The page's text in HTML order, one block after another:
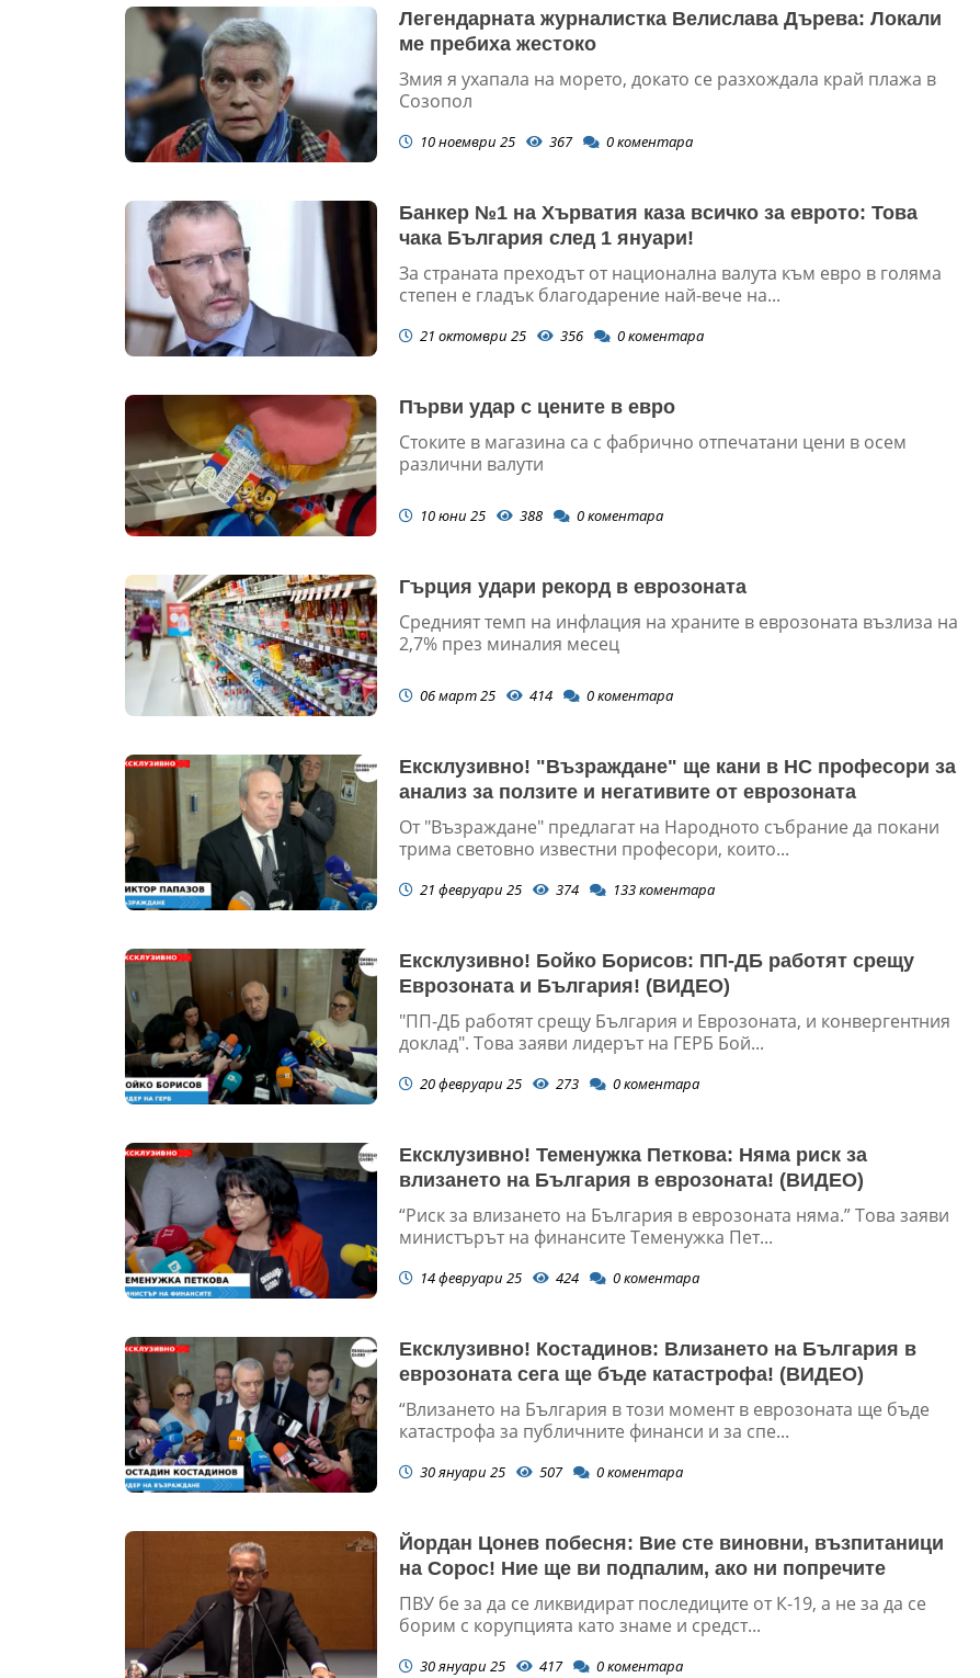
Легендарната журналистка Велислава Дърева: Локали
ме пребиха жестоко
Змия я ухапала на морето, докато се разхождала край плажа в
Созопол
10 ноември 25 367 0коментара
Банкер №1 на Хърватия каза всичко за еврото: Това
чака България след 1 януари!
За страната преходът от национална валута към евро в голяма
степен е гладък благодарение най-вече на...
21 октомври 25 356 0коментара
Първи удар с цените в евро
Стоките в магазина са с фабрично отпечатани цени в осем
различни валути
10 юни 25 388 0коментара
Гърция удари рекорд в еврозоната
Средният темп на инфлация на храните в еврозоната възлиза на
2,7% през миналия месец
06 март 25 414 0коментара
Ексклузивно! "Възраждане" ще кани в НС професори за
анализ за ползите и негативите от еврозоната
От "Възраждане" предлагат на Народното събрание да покани
трима световно известни професори, които...
21 февруари 25 374 133коментара
Ексклузивно! Бойко Борисов: ПП-ДБ работят срещу
Еврозоната и България! (ВИДЕО)
"ПП-ДБ работят срещу България и Еврозоната, и конвергентния
доклад". Това заяви лидерът на ГЕРБ Бой...
20 февруари 25 273 0коментара
Ексклузивно! Теменужка Петкова: Няма риск за
влизането на България в еврозоната! (ВИДЕО)
“Риск за влизането на България в еврозоната няма.” Това заяви
министърът на финансите Теменужка Пет...
14 февруари 25 424 0коментара
Ексклузивно! Костадинов: Влизането на България в
еврозоната сега ще бъде катастрофа! (ВИДЕО)
“Влизането на България в този момент в еврозоната ще бъде
катастрофа за публичните финанси и за спе...
30 януари 25 507 0коментара
Йордан Цонев побесня: Вие сте виновни, възпитаници
на Сорос! Ние ще ви подпалим, ако ни попречите
ПВУ бе за да се ликвидират последиците от К-19, а не за да се
борим с корупцията като знаме и средст...
30 януари 25 417 0коментара